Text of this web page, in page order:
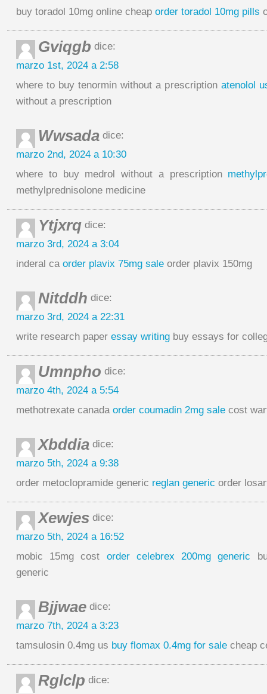
buy toradol 10mg online cheap order toradol 10mg pills
Gviqgb dice:
marzo 1st, 2024 a 2:58
where to buy tenormin without a prescription atenolol
without a prescription
Wwsada dice:
marzo 2nd, 2024 a 10:30
where to buy medrol without a prescription
methylprednisolone medicine
Ytjxrq dice:
marzo 3rd, 2024 a 3:04
inderal ca order plavix 75mg sale order plavix 150mg
Nitddh dice:
marzo 3rd, 2024 a 22:31
write research paper essay writing buy essays for
Umnpho dice:
marzo 4th, 2024 a 5:54
methotrexate canada order coumadin 2mg sale cost
Xbddia dice:
marzo 5th, 2024 a 9:38
order metoclopramide generic reglan generic order
Xewjes dice:
marzo 5th, 2024 a 16:52
mobic 15mg cost order celebrex 200mg generic
generic
Bjjwae dice:
marzo 7th, 2024 a 3:23
tamsulosin 0.4mg us buy flomax 0.4mg for sale cheap
Rglclp dice: